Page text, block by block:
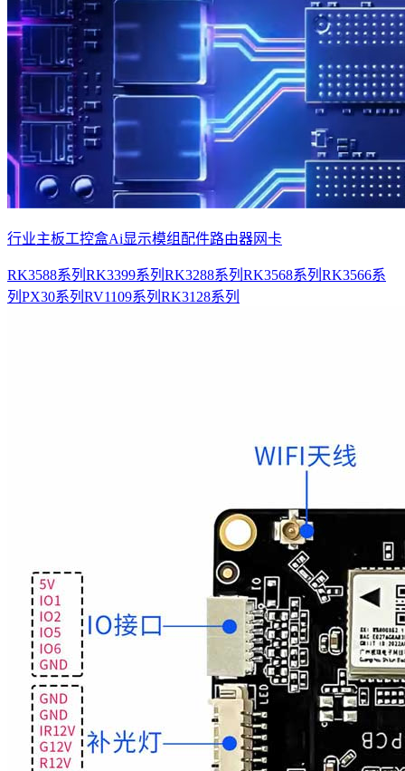
行业主板工控盒Ai显示模组 配件路由器网卡
RK3588系列 RK3399系列 RK3288系列 RK3568系列 RK3566系
列 PX30系列 RV1109系列 RK3128系列